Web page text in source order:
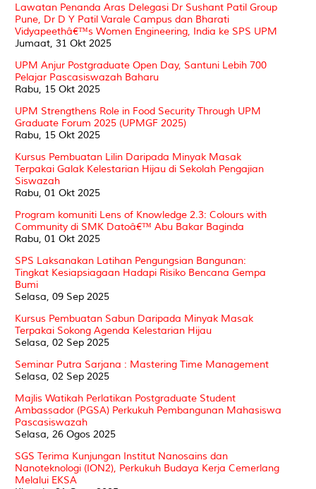
Lawatan Penanda Aras Delegasi Dr Sushant Patil Group
Pune, Dr D Y Patil Varale Campus dan Bharati
Vidyapeethâ€™s Women Engineering, India ke SPS UPM
Jumaat, 31 Okt 2025
UPM Anjur Postgraduate Open Day, Santuni Lebih 700
Pelajar Pascasiswazah Baharu
Rabu, 15 Okt 2025
UPM Strengthens Role in Food Security Through UPM
Graduate Forum 2025 (UPMGF 2025)
Rabu, 15 Okt 2025
Kursus Pembuatan Lilin Daripada Minyak Masak
Terpakai Galak Kelestarian Hijau di Sekolah Pengajian
Siswazah
Rabu, 01 Okt 2025
Program komuniti Lens of Knowledge 2.3: Colours with
Community di SMK Datoâ€™ Abu Bakar Baginda
Rabu, 01 Okt 2025
SPS Laksanakan Latihan Pengungsian Bangunan:
Tingkat Kesiapsiagaan Hadapi Risiko Bencana Gempa
Bumi
Selasa, 09 Sep 2025
Kursus Pembuatan Sabun Daripada Minyak Masak
Terpakai Sokong Agenda Kelestarian Hijau
Selasa, 02 Sep 2025
Seminar Putra Sarjana : Mastering Time Management
Selasa, 02 Sep 2025
Majlis Watikah Perlatikan Postgraduate Student
Ambassador (PGSA) Perkukuh Pembangunan Mahasiswa
Pascasiswazah
Selasa, 26 Ogos 2025
SGS Terima Kunjungan Institut Nanosains dan
Nanoteknologi (ION2), Perkukuh Budaya Kerja Cemerlang
Melalui EKSA